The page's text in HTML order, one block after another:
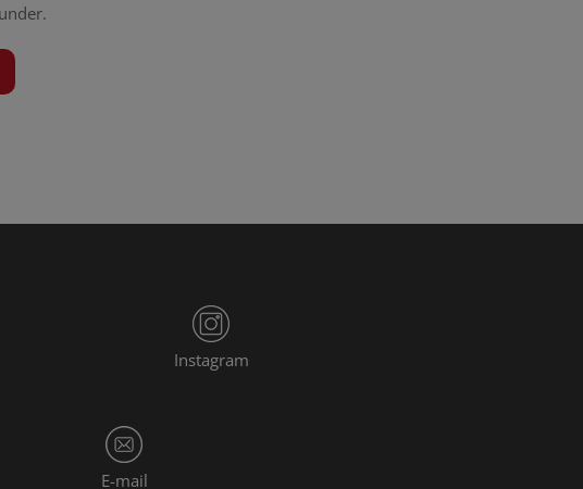
Instagram
E-mail